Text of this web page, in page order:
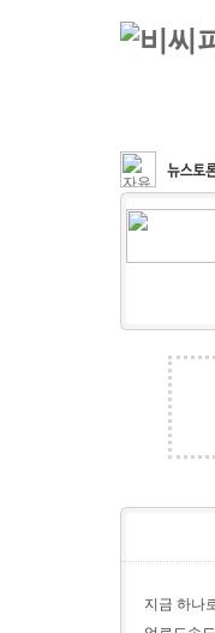
커뮤니티
지금 하나